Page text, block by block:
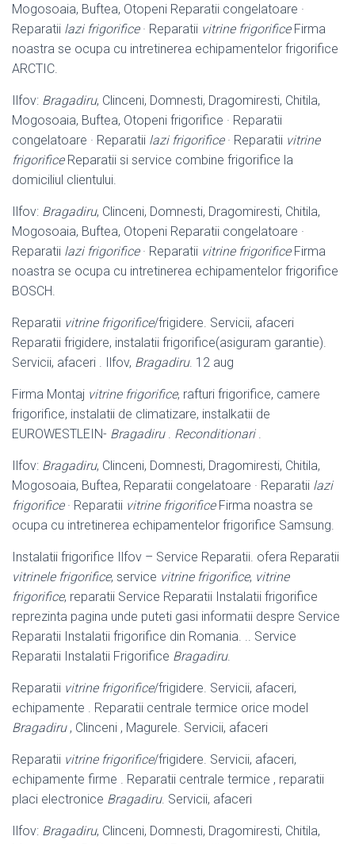
Mogosoaia, Buftea, Otopeni Reparatii congelatoare ·
Reparatii lazi frigorifice· Reparatii vitrine frigorificeFirma
noastra se ocupa cu intretinerea echipamentelor frigorifice
ARCTIC.
Ilfov: Bragadiru, Clinceni, Domnesti, Dragomiresti, Chitila,
Mogosoaia, Buftea, Otopeni frigorifice · Reparatii
congelatoare · Reparatii lazi frigorifice· Reparatii vitrine
frigorificeReparatii si service combine frigorifice la
domiciliul clientului.
Ilfov: Bragadiru, Clinceni, Domnesti, Dragomiresti, Chitila,
Mogosoaia, Buftea, Otopeni Reparatii congelatoare ·
Reparatii lazi frigorifice· Reparatii vitrine frigorificeFirma
noastra se ocupa cu intretinerea echipamentelor frigorifice
BOSCH.
Reparatii vitrine frigorifice/frigidere. Servicii, afaceri
Reparatii frigidere, instalatii frigorifice(asiguram garantie).
Servicii, afaceri . Ilfov, Bragadiru. 12 aug
Firma Montaj vitrine frigorifice, rafturi frigorifice, camere
frigorifice, instalatii de climatizare, instalkatii de
EUROWESTLEIN- Bragadiru. Reconditionari.
Ilfov: Bragadiru, Clinceni, Domnesti, Dragomiresti, Chitila,
Mogosoaia, Buftea, Reparatii congelatoare · Reparatii lazi
frigorifice· Reparatii vitrine frigorificeFirma noastra se
ocupa cu intretinerea echipamentelor frigorifice Samsung.
Instalatii frigorifice Ilfov – Service Reparatii. ofera Reparatii
vitrinele frigorifice, service vitrine frigorifice, vitrine
frigorifice, reparatii Service Reparatii Instalatii frigorifice
reprezinta pagina unde puteti gasi informatii despre Service
Reparatii Instalatii frigorifice din Romania. .. Service
Reparatii Instalatii Frigorifice Bragadiru.
Reparatii vitrine frigorifice/frigidere. Servicii, afaceri,
echipamente . Reparatii centrale termice orice model
Bragadiru, Clinceni , Magurele. Servicii, afaceri
Reparatii vitrine frigorifice/frigidere. Servicii, afaceri,
echipamente firme . Reparatii centrale termice , reparatii
placi electronice Bragadiru. Servicii, afaceri
Ilfov: Bragadiru, Clinceni, Domnesti, Dragomiresti, Chitila,